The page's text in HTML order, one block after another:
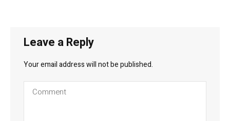
Leave a Reply
Your email address will not be published.